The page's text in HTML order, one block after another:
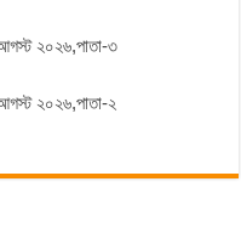
২০২৬,পাতা-৩
২০২৬,পাতা-২